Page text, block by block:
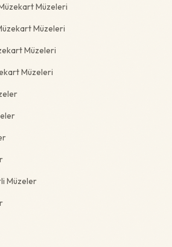
Müzeleri
Müzeleri
Müzeleri
Müzeleri
Müzeler